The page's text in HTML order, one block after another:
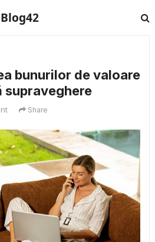
Blog42
bunurilor de valoare
supraveghere
Share